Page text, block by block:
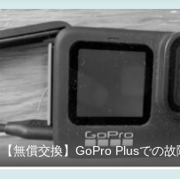
【無償交換】GoPro Plusでの故